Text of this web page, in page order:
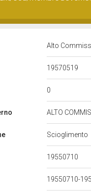
Alto
19570519
0
ALTO
Scioglimento
19550710
19550710-